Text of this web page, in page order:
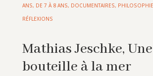
ANS, DE 7 À 8 ANS, DOCUMENTAIRES,
RÉFLEXIONS
Mathias Jeschke, Une
bouteille à la mer